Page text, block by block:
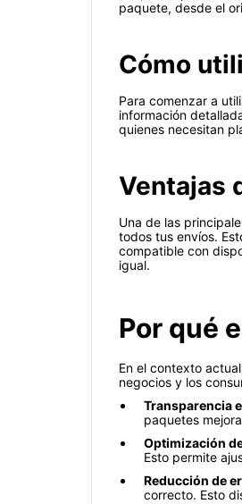
paquete, desde el
Cómo
Para comenzar a
información
quienes necesitan
Ventajas
Una de las
todos tus envíos.
compatible con
igual.
Por qué
En el contexto
negocios y los
Transparencia
paquetes
Optimización
Esto permite
Reducción de
correcto. Esto